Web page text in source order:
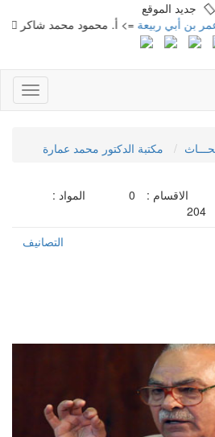
جديد الموقع
أبي ربيعة=> أ. محمود محمد شاكر
مكتبة الدكتور محمد عمارة
الاقسام : 0
المواد :
204
التصانيف